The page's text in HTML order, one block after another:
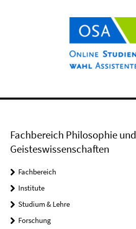
Fachbereich Philosophie und
Geisteswissenschaften
Fachbereich
Institute
Studium & Lehre
Forschung